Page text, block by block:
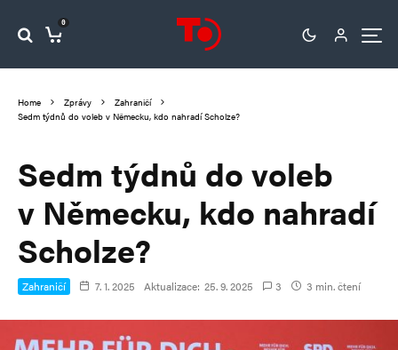
0
Home Zprávy
Zahraničí
Sedm týdnů do voleb v Německu, kdo nahradí Scholze?
Sedm týdnů do voleb
v Německu, kdo nahradí
Scholze?
Zahraničí 7. 1. 2025 Aktualizace: 25. 9. 2025 3 3 min. čtení